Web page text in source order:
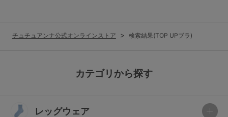
チュチュアンナ公式オンラインストア 検索結果(TOP UPブラ)
カテゴリから探す
レッグウェア